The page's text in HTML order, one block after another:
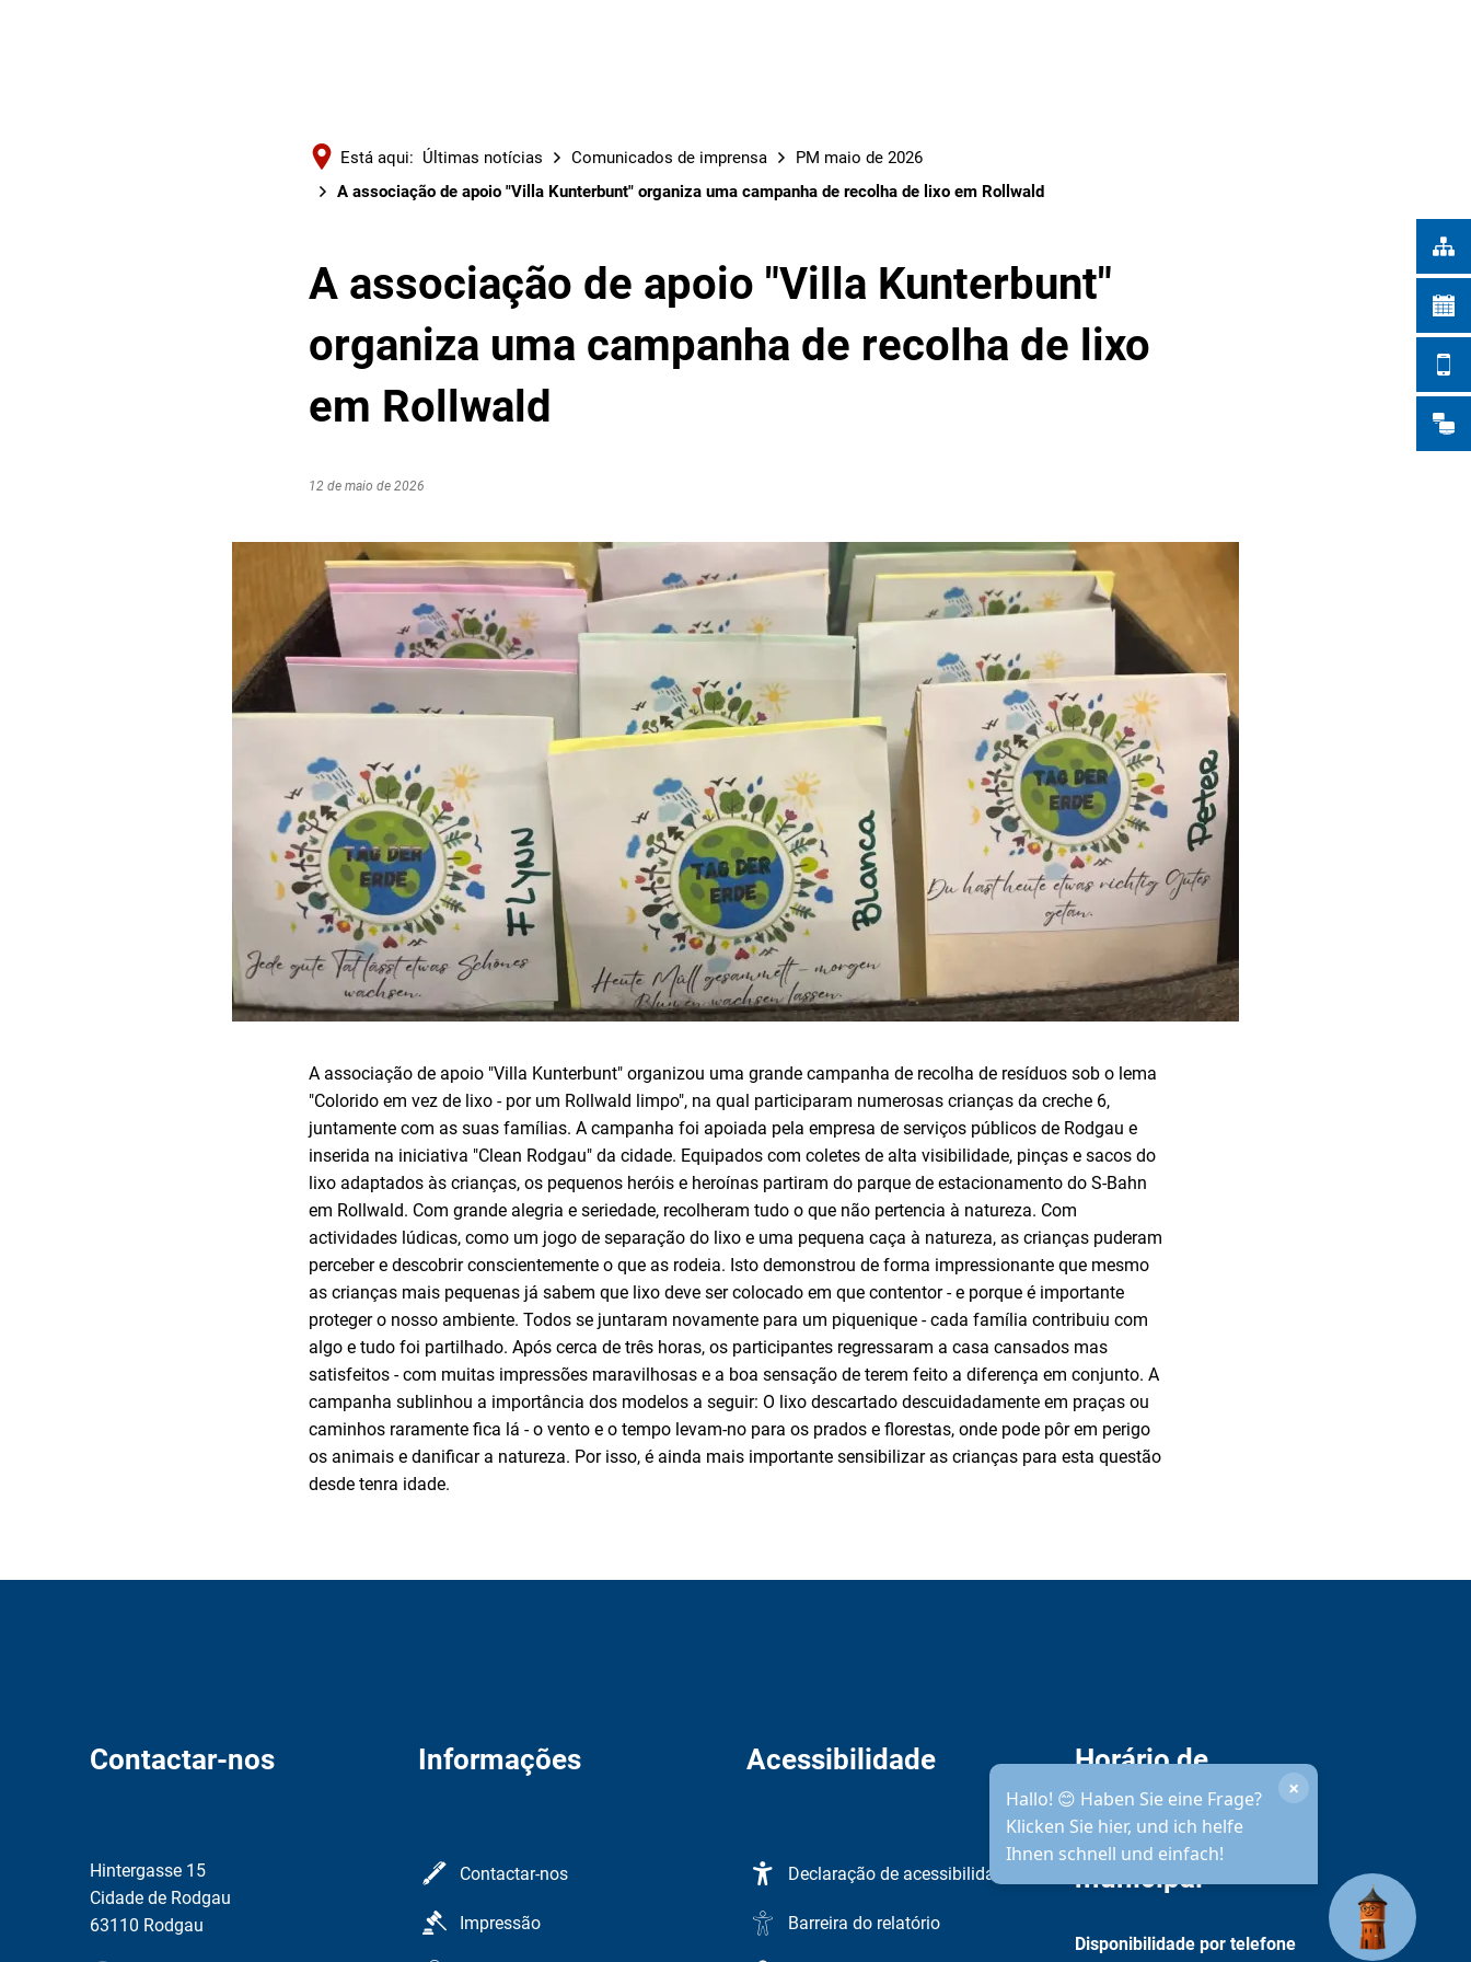
Está aqui: Últimas notícias Comunicados de imprensa
PM maio de 2026
A associação de apoio "Villa Kunterbunt" organiza uma campanha de recolha de lixo em Rollwald
A associação de apoio "Villa Kunterbunt"
organiza uma campanha de recolha de lixo
em Rollwald
12 de maio de 2026
A associação de apoio "Villa Kunterbunt" organizou uma grande campanha de recolha de resíduos sob o lema
"Colorido em vez de lixo - por um Rollwald limpo", na qual participaram numerosas crianças da creche 6,
juntamente com as suas famílias. A campanha foi apoiada pela empresa de serviços públicos de Rodgau e
inserida na iniciativa "Clean Rodgau" da cidade. Equipados com coletes de alta visibilidade, pinças e sacos do
lixo adaptados às crianças, os pequenos heróis e heroínas partiram do parque de estacionamento do S-Bahn
em Rollwald. Com grande alegria e seriedade, recolheram tudo o que não pertencia à natureza. Com
actividades lúdicas, como um jogo de separação do lixo e uma pequena caça à natureza, as crianças puderam
perceber e descobrir conscientemente o que as rodeia. Isto demonstrou de forma impressionante que mesmo
as crianças mais pequenas já sabem que lixo deve ser colocado em que contentor - e porque é importante
proteger o nosso ambiente. Todos se juntaram novamente para um piquenique - cada família contribuiu com
algo e tudo foi partilhado. Após cerca de três horas, os participantes regressaram a casa cansados mas
satisfeitos - com muitas impressões maravilhosas e a boa sensação de terem feito a diferença em conjunto. A
campanha sublinhou a importância dos modelos a seguir: O lixo descartado descuidadamente em praças ou
caminhos raramente fica lá - o vento e o tempo levam-no para os prados e florestas, onde pode pôr em perigo
os animais e danificar a natureza. Por isso, é ainda mais importante sensibilizar as crianças para esta questão
desde tenra idade.
Contactar-nos
Hintergasse 15
Cidade de Rodgau
63110 Rodgau
Informações
Contactar-nos
Impressão
Acessibilidade
Declaração de acessibilidade
Barreira do relatório
Horário de
funcionamento da
administração
municipal
Disponibilidade por telefone